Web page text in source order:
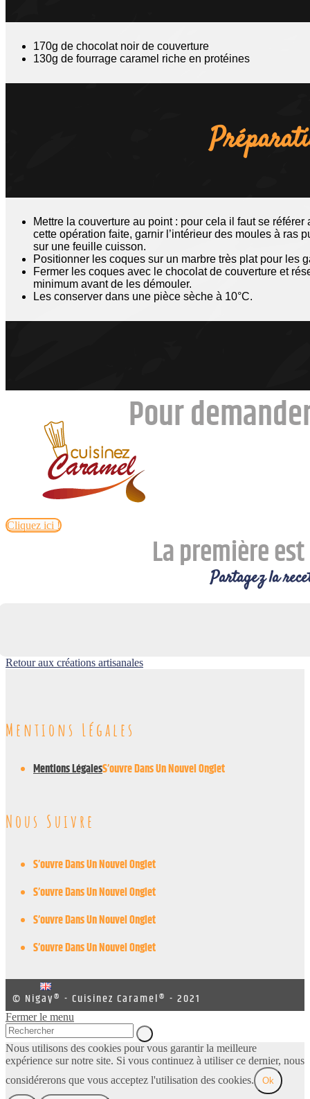
170g de chocolat noir de couverture
130g de fourrage caramel riche en protéines
Mettre la couverture au point : pour cela il faut se
cette opération faite, garnir l’intérieur des moules à ras
sur une feuille cuisson.
Positionner les coques sur un marbre très plat pour les
Fermer les coques avec le chocolat de couverture et
minimum avant de les démouler.
Les conserver dans une pièce sèche à 10°C.
Pour
Cliquez ici !
La première
Partagez la
Retour aux créations artisanales
Mentions Légales
Mentions LégalesS’ouvre Dans Un Nouvel Onglet
Nous Suivre
S’ouvre Dans Un Nouvel Onglet
S’ouvre Dans Un Nouvel Onglet
S’ouvre Dans Un Nouvel Onglet
S’ouvre Dans Un Nouvel Onglet
© Nigay® - Cuisinez Caramel® - 2021
Fermer le menu
Nous utilisons des cookies pour vous garantir la meilleure
expérience sur notre site. Si vous continuez à utiliser ce dernier, nous
considérerons que vous acceptez l'utilisation des cookies.
Ok